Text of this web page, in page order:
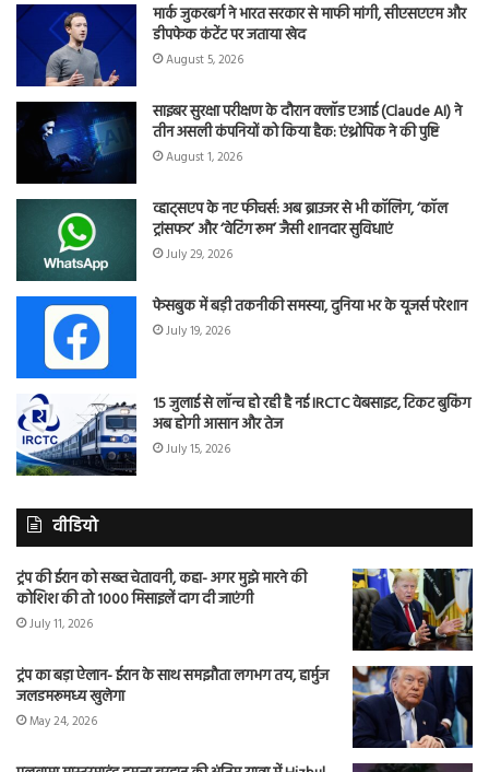
मार्क जुकरबर्ग ने भारत सरकार से माफी मांगी, सीएसएएम और
डीपफेक कंटेंट पर जताया खेद
August 5, 2026
साइबर सुरक्षा परीक्षण के दौरान क्लॉड एआई (Claude AI) ने
तीन असली कंपनियों को किया हैक: एंथ्रोपिक ने की पुष्टि
August 1, 2026
व्हाट्सएप के नए फीचर्स: अब ब्राउजर से भी कॉलिंग, ‘कॉल
ट्रांसफर’ और ‘वेटिंग रूम’ जैसी शानदार सुविधाएं
July 29, 2026
फेसबुक में बड़ी तकनीकी समस्या, दुनिया भर के यूजर्स परेशान
July 19, 2026
15 जुलाई से लॉन्च हो रही है नई IRCTC वेबसाइट, टिकट बुकिंग
अब होगी आसान और तेज
July 15, 2026
वीडियो
ट्रंप की ईरान को सख्त चेतावनी, कहा- अगर मुझे मारने की
कोशिश की तो 1000 मिसाइलें दाग दी जाएंगी
July 11, 2026
ट्रंप का बड़ा ऐलान- ईरान के साथ समझौता लगभग तय, हार्मुज
जलडमरूमध्य खुलेगा
May 24, 2026